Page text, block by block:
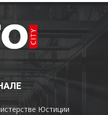
Юстиции